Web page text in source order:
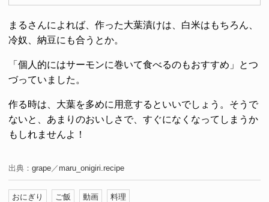
まるさんによれば、作った大葉漬けは、白米はもちろん、
冷奴、納豆にも合うとか。
「個人的にはサーモンに巻いて食べるのもおすすめ」とつ
づっていました。
作る時は、大葉を多めに用意するといいでしょう。そうで
ないと、あまりのおいしさで、すぐになくなってしまうか
もしれませんよ！
出典： grape ／maru_onigiri.recipe
おにぎり ご飯 動画 料理